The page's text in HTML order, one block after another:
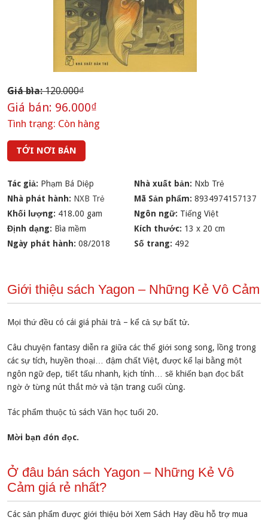
Giá bìa:120.000₫
Giá bán: 96.000₫
Tình trạng: Còn hàng
TỚI NƠI BÁN
Tác giả: Phạm Bá Diệp Nhà xuất bản: Nxb Trẻ
Nhà phát hành: NXB Trẻ Mã Sản phẩm: 8934974157137
Khối lượng: 418.00 gam Ngôn ngữ: Tiếng Việt
Định dạng: Bìa mềm Kích thước: 13 x 20 cm
Ngày phát hành:08/2018 Số trang: 492
Giới thiệu sách Yagon – Những Kẻ Vô Cảm
Mọi thứ đều có cái giá phải trả – kể cả sự bất tử.
Câu chuyện fantasy diễn ra giữa các thế giới song song, lồng trong
các sự tích, huyền thoại… đậm chất Việt, được kể lại bằng một
ngôn ngữ đẹp, tiết tấu nhanh, kịch tính… sẽ khiến bạn đọc bất
ngờ ở từng nút thắt mở và tận trang cuối cùng.
Tác phẩm thuộc tủ sách Văn học tuổi 20.
Mời bạn đón đọc.
Ở đâu bán sách Yagon – Những Kẻ Vô
Cảm giá rẻ nhất?
Các sản phẩm được giới thiệu bởi Xem Sách Hay đều hỗ trợ mua